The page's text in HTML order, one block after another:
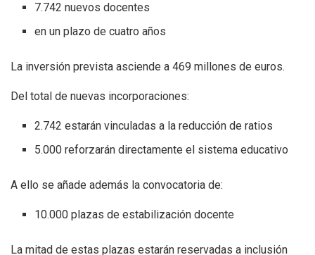
7.742 nuevos docentes
en un plazo de cuatro años
La inversión prevista asciende a 469 millones de euros.
Del total de nuevas incorporaciones:
2.742 estarán vinculadas a la reducción de ratios
5.000 reforzarán directamente el sistema educativo
A ello se añade además la convocatoria de:
10.000 plazas de estabilización docente
La mitad de estas plazas estarán reservadas a inclusión